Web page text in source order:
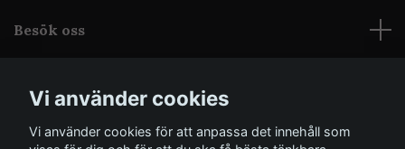
Besök oss
Sociala medier
Vi använder cookies
Vi använder cookies för att anpassa det innehåll som